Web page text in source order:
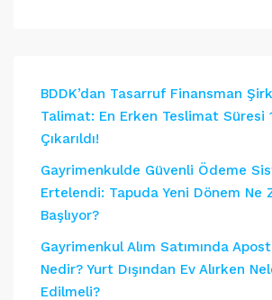
BDDK’dan Tasarruf Finansman
Talimat: En Erken Teslimat Süresi
Çıkarıldı!
Gayrimenkulde Güvenli Ödeme
Ertelendi: Tapuda Yeni Dönem Ne
Başlıyor?
Gayrimenkul Alım Satımında
Nedir? Yurt Dışından Ev Alırken
Edilmeli?